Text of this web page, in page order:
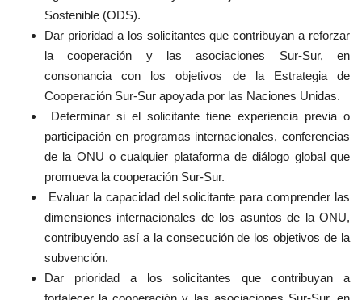
Sostenible (ODS).
Dar prioridad a los solicitantes que contribuyan a reforzar
la cooperación y las asociaciones Sur-Sur, en
consonancia con los objetivos de la Estrategia de
Cooperación Sur-Sur apoyada por las Naciones Unidas.
Determinar si el solicitante tiene experiencia previa o
participación en programas internacionales, conferencias
de la ONU o cualquier plataforma de diálogo global que
promueva la cooperación Sur-Sur.
Evaluar la capacidad del solicitante para comprender las
dimensiones internacionales de los asuntos de la ONU,
contribuyendo así a la consecución de los objetivos de la
subvención.
Dar prioridad a los solicitantes que contribuyan a